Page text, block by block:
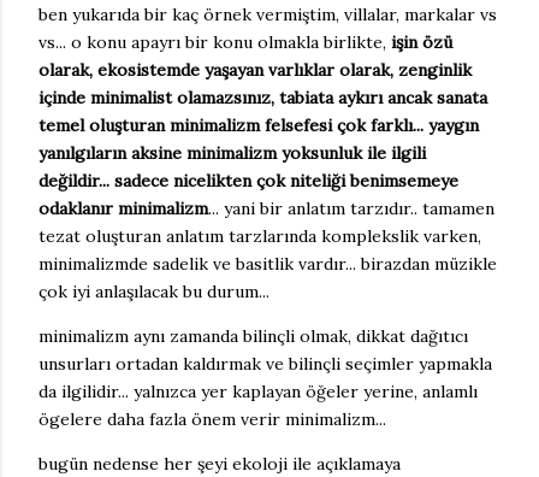
ben yukarıda bir kaç örnek vermiştim, villalar, markalar vs
vs... o konu apayrı bir konu olmakla birlikte, işin özü
olarak, ekosistemde yaşayan varlıklar olarak, zenginlik
içinde minimalist olamazsınız, tabiata aykırı ancak sanata
temel oluşturan minimalizm felsefesi çok farklı... yaygın
yanılgıların aksine minimalizm yoksunluk ile ilgili
değildir... sadece nicelikten çok niteliği benimsemeye
odaklanır minimalizm... yani bir anlatım tarzıdır.. tamamen
tezat oluşturan anlatım tarzlarında komplekslik varken,
minimalizmde sadelik ve basitlik vardır... birazdan müzikle
çok iyi anlaşılacak bu durum...
minimalizm aynı zamanda bilinçli olmak, dikkat dağıtıcı
unsurları ortadan kaldırmak ve bilinçli seçimler yapmakla
da ilgilidir... yalnızca yer kaplayan öğeler yerine, anlamlı
ögelere daha fazla önem verir minimalizm...
bugün nedense her şeyi ekoloji ile açıklamaya